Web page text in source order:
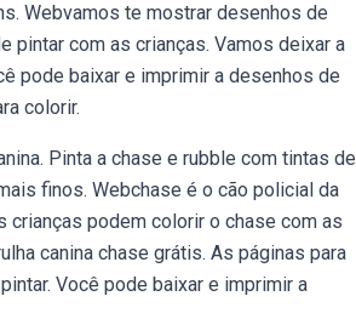
Webvamos te mostrar desenhos de
pintar com as crianças. Vamos deixar a
pode baixar e imprimir a desenhos de
colorir.
Pinta a chase e rubble com tintas de
finos. Webchase é o cão policial da
crianças podem colorir o chase com as
canina chase grátis. As páginas para
Você pode baixar e imprimir a